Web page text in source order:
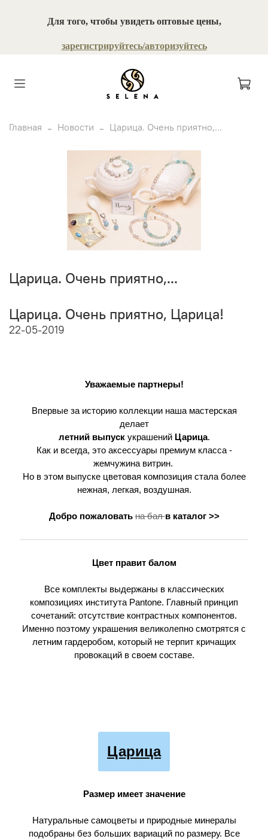
Для того, чтобы увидеть оптовые цены,
зарегистрируйтесь/авторизуйтесь
Главная Новости Царица. Очень приятно,...
Царица. Очень приятно,...
Царица. Очень приятно, Царица!
22-05-2019
Уважаемые партнеры!
Впервые за историю коллекции наша мастерская
делает
летний выпускукрашений Царица.
Как и всегда, это аксессуары премиум класса -
жемчужина витрин.
Но в этом выпуске цветовая композиция стала более
нежная, легкая, воздушная.
Добро пожаловать на балв каталог >>
Цвет правит балом
Все комплекты выдержаны в классических
композициях института Pantone. Главный принцип
сочетаний: отсутствие контрастных компонентов.
Именно поэтому украшения великолепно смотрятся с
летним гардеробом, который не терпит кричащих
провокаций в своем составе.
Царица
Размер имеет значение
Натуральные самоцветы и природные минералы
подобраны без больших вариаций по размеру. Все